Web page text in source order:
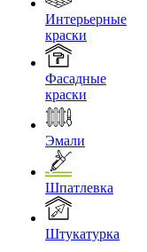
Интерьерные
краски
Фасадные
краски
Эмали
Шпатлевка
Штукатурка